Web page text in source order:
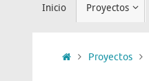
Inicio Proyectos
InicioProyectos